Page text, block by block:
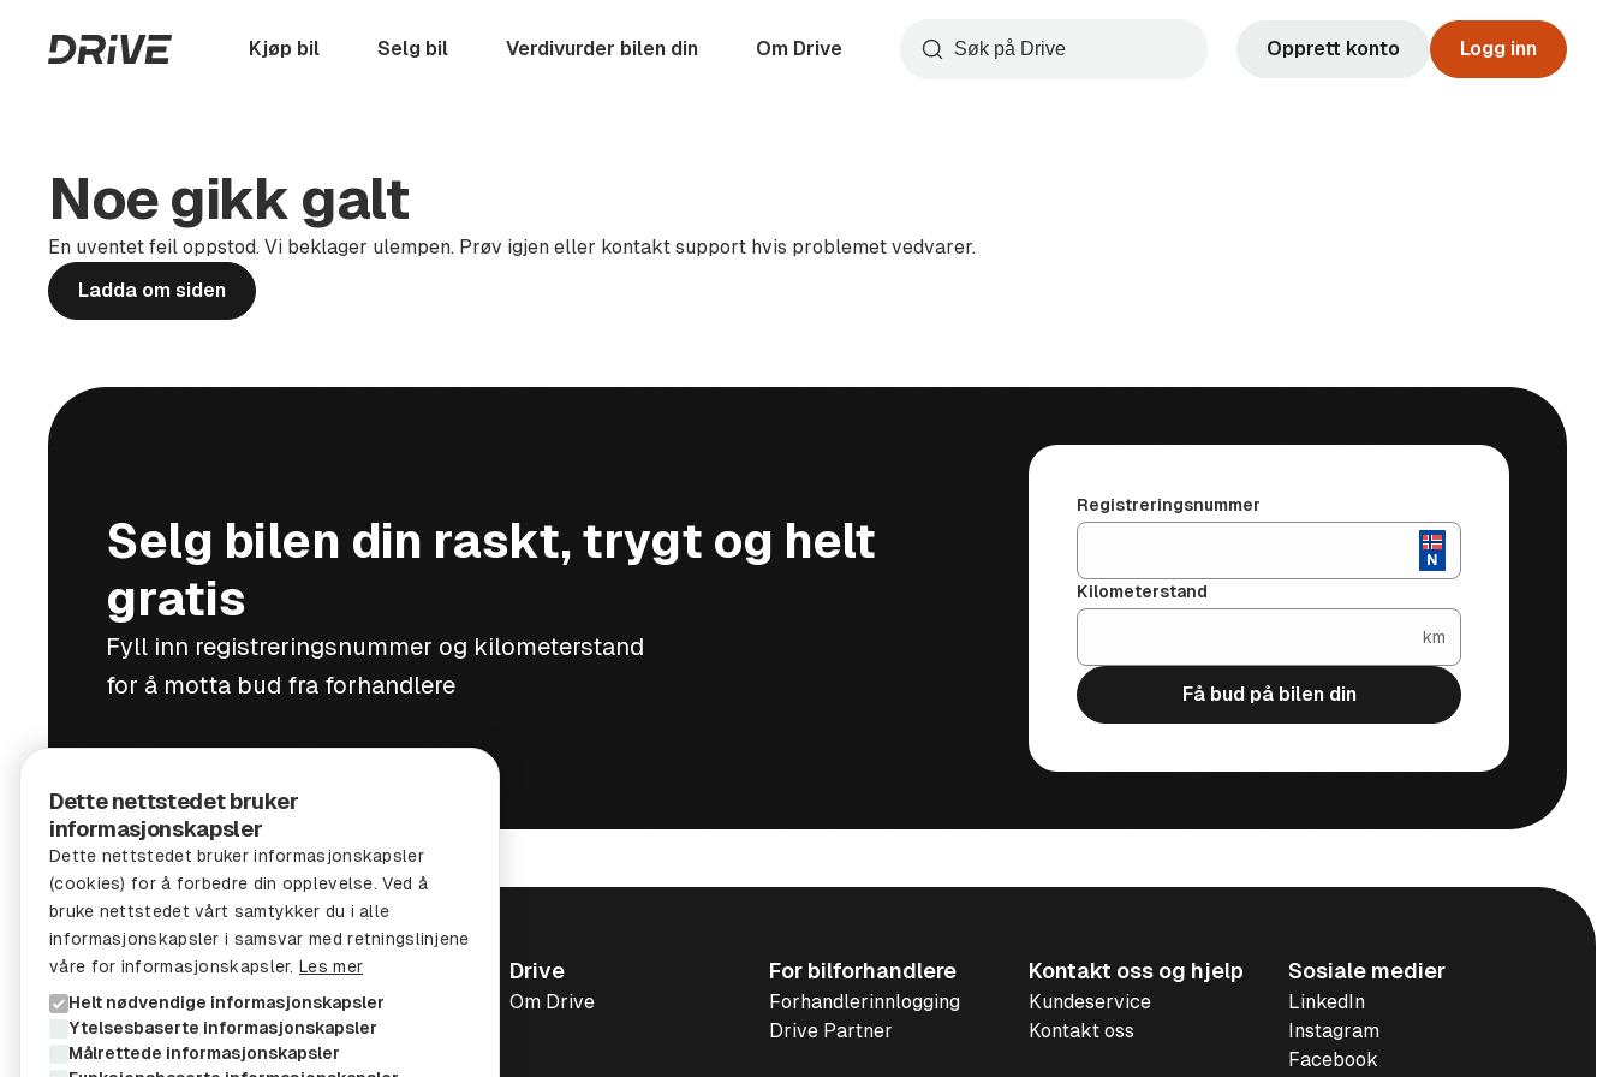
hovedinnhold
Startside Kjøp bil Selg bil Verdivurder bilen din Om Drive Opprett konto Logg inn
Søk
Noe gikk galt
En uventet feil oppstod. Vi beklager ulempen. Prøv igjen eller kontakt support hvis problemet vedvarer.
Ladda om siden
Selg bilen din raskt, trygt og helt
gratis
Fyll inn registreringsnummer og kilometerstand
for å motta bud fra forhandlere
Registreringsnummer
Kilometerstand
km
Få bud på bilen din
Drive
Om Drive
For bilforhandlere
Forhandlerinnlogging
Drive Partner
Kontakt oss og hjelp
Kundeservice
Kontakt oss
Sosiale medier
LinkedIn
Instagram
Facebook
Dette nettstedet bruker
informasjonskapsler
Dette nettstedet bruker informasjonskapsler
(cookies) for å forbedre din opplevelse. Ved å
bruke nettstedet vårt samtykker du i alle
informasjonskapsler i samsvar med retningslinjene
våre for informasjonskapsler.Les mer
Helt nødvendige informasjonskapsler
Ytelsesbaserte informasjonskapsler
Målrettede informasjonskapsler